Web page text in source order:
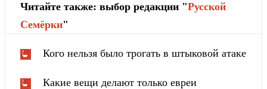
Читайте также: выбор редакции "Русской
Cемёрки"
Кого нельзя было трогать в штыковой атаке
Какие вещи делают только евреи